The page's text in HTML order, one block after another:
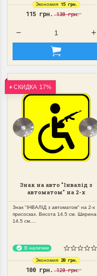
Экономия 15 грн.
115 грн.130 грн.
СКИДКА 17%
Знак на авто "Інвалід з
автоматом" на 2-х
присосках зйомний
Знак "ІНВАЛІД з автоматом" на 2-х
присосках. Висота 14.5 см. Ширина
14.5 см....
В наличии
Экономия 20 грн.
100 грн.120 грн.